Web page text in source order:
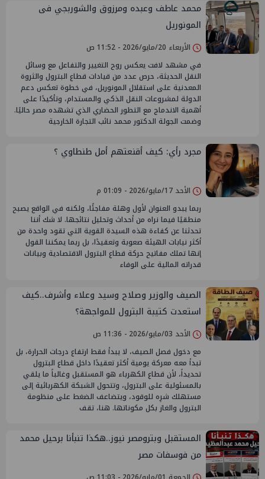
محمد عاطف وعبده ومرزوق والشوربجي فى
المونوريل
الأربعاء 20/مايو/2026 - 11:52 ص
في مشهد لافت يعكس روح التغيير والتفاعل مع وسائل
النقل الحديثة، حرص عدد من قيادات قطاع البترول والثروة
المعدنية على استقلال المونوريل، في خطوة تعكس دعم
الدولة لمشروعات النقل الذكي والمستدام، وتأكيدًا على
أهمية الاندماج مع التطور الحضاري الذي تشهده مصر حاليًا.
وضمت الجولة الدكتور محمد نائب التجارة الخارجية
مجرد رأي: كيف أقنعتهم أمل طنطاوي ؟
الأحد 17/مايو/2026 - 01:09 م
ربما يبدو العنوان لأول وهلة مفاجئًا، ولكنه في الواقع يصبح
منطقيًا فيما نراه من أحداث وتحليل نتائجها. لا شك أننا
تحدثنا عن كفاءة هذه السيدة القوية التي تقود واحدة من
أكثر نيابات الهيئة صعوبة وتعقيدًا، بل ربما يمكننا القول
إنها تملك مفاتيح حركة قطاع البترول الاقتصادية وبيانات
قدراته المالية على الوفاء
الصيف والوزير وصلاح وسيد وعلاء وأشرف..كيف
استعدت كتيبة البترول للمواجهة؟
الأحد 03/مايو/2026 - 11:36 ص
مع دخول فصل الصيف، لا يبدأ فقط ارتفاع درجات الحرارة، بل
تبدأ معه معركة يومية أكثر تعقيدًا داخل قطاع البترول
تحديداً، لأن قطاع الكهرباء هو المستقبل وغالباً ما يلقي
بالمسئولية على البترول، وتتحول الشبكة الكهربائية إلى
مستهلك شرِه للوقود، ويتضاعف الضغط على منظومة
البترول والغاز بكل مكوناتها. هنا، تقف
المستقبل وبترومصر نيوز..هكذا تنبأنا برحيل محمد
من فوسفات مصر